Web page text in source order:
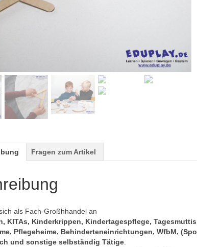
Fragen zum Artikel
als Fach-Großhhandel an
KITAs, Kinderkrippen, Kindertagespflege,
Pflegeheime, Behinderteneinrichtungen, WfbM,
und sonstige selbständig Tätige.